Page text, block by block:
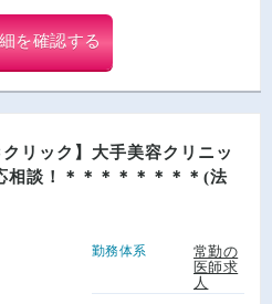
を確認する
リック】大手美容クリニッ
相談！＊＊＊＊＊＊＊＊(法
勤務体系
常勤の
医師求
人